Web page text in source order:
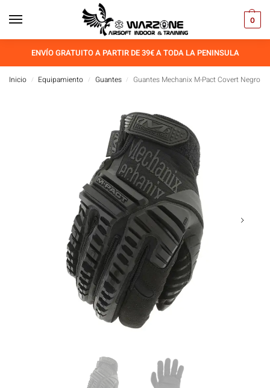
0
ENVÍO GRATUITO A PARTIR DE 39€ A TODA LA PENINSULA
Inicio / Equipamiento / Guantes / Guantes Mechanix M-Pact Covert Negro